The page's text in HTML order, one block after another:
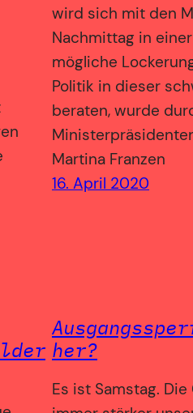
wird sich mit den
Nachmittag in
mögliche
Politik in dieser
beraten, wurde
Martina Franzen
16. April 2020
her?
Es ist Samstag.